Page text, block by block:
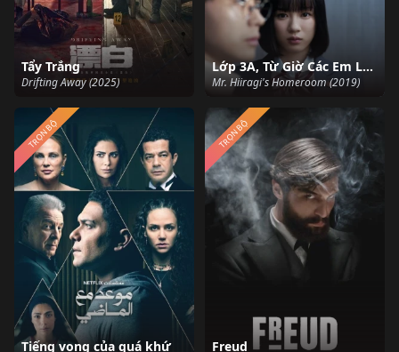
Tẩy Trắng
Drifting Away (2025)
Lớp 3A, Từ Giờ Các Em Là Con Tin Của Tôi
Mr. Hiiragi's Homeroom (2019)
Tiếng vọng của quá khứ
TRỌN BỘ
Freud
TRỌN BỘ